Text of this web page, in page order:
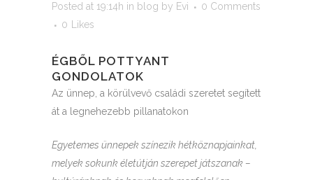
Posted at 19:14h in blog by Evi
0 Comments
0 Likes
ÉGBŐL POTTYANT
GONDOLATOK
Az ünnep, a körülvevő családi szeretet segített
át a legnehezebb pillanatokon
Egyetemes ünnepek színezik hétköznapjainkat,
melyek sokunk életútján szerepet játszanak –